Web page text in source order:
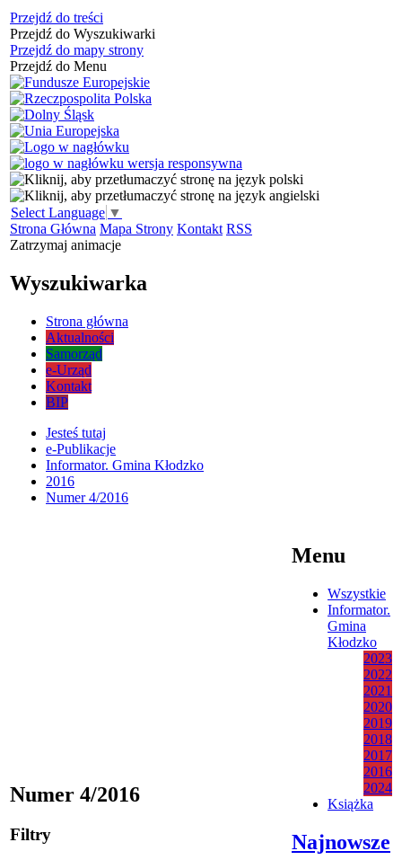
Przejdź do treści
Przejdź do Wyszukiwarki
Przejdź do mapy strony
Przejdź do Menu
Select Language ▼
Strona Główna Mapa Strony Kontakt RSS
Zatrzymaj animacje
Wyszukiwarka
Strona główna
Aktualności
Samorząd
e-Urząd
Kontakt
BIP
Jesteś tutaj
e-Publikacje
Informator. Gmina Kłodzko
2016
Numer 4/2016
Numer 4/2016
Filtry
Menu
Wszystkie
Informator.
Gmina
Kłodzko
2023
2022
2021
2020
2019
2018
2017
2016
2024
Książka
Najnowsze